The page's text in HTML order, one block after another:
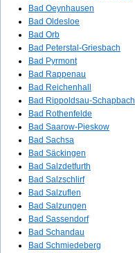
Bad Oeynhausen
Bad Oldesloe
Bad Orb
Bad Peterstal-Griesbach
Bad Pyrmont
Bad Rappenau
Bad Reichenhall
Bad Rippoldsau-Schapbach
Bad Rothenfelde
Bad Saarow-Pieskow
Bad Sachsa
Bad Säckingen
Bad Salzdetfurth
Bad Salzschlirf
Bad Salzuflen
Bad Salzungen
Bad Sassendorf
Bad Schandau
Bad Schmiedeberg